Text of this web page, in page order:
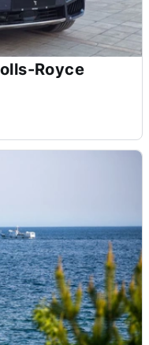
Royce